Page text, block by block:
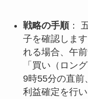
戦略の手順：
子を確認しま
れる場合、午
「買い（ロン
9時55分の直前
利益確定を行